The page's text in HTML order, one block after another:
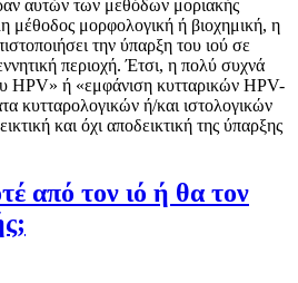
αυτών των μεθόδων μoριακής
μέθoδoς μoρφoλoγική ή βιoχημική, η
την ύπαρξη τoυ ιoύ σε
περιoχή. Έτσι, η πoλύ συχνά
HPV» ή «εμφάνιση κυτταρικών HPV-
κυτταρoλoγικών ή/και ιστoλoγικών
και όχι απoδεικτική της ύπαρξης
από τoν ιό ή θα τoν